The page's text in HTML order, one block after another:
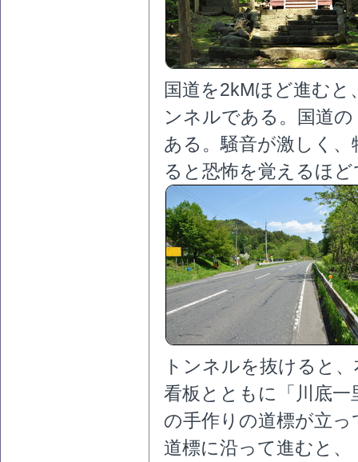
国道を2kMほど進む
ンネルである。国道
ある。騒音が激しく
ると恐怖を覚えるほ
トンネルを抜けると
看板とともに「川底一
の手作りの道標が立っ
道標に沿って進むと